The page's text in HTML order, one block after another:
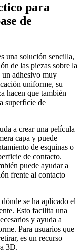
para
de
una solución sencilla,
de las piezas sobre la
un adhesivo muy
uniforme, su
hacen que también
superficie de
a crear una película
capa y puede
de esquinas o
de contacto.
puede ayudar a
frente al contacto
se ha aplicado el
Esto facilita una
y ayuda a
Para usuarios que
es un recurso
3D.